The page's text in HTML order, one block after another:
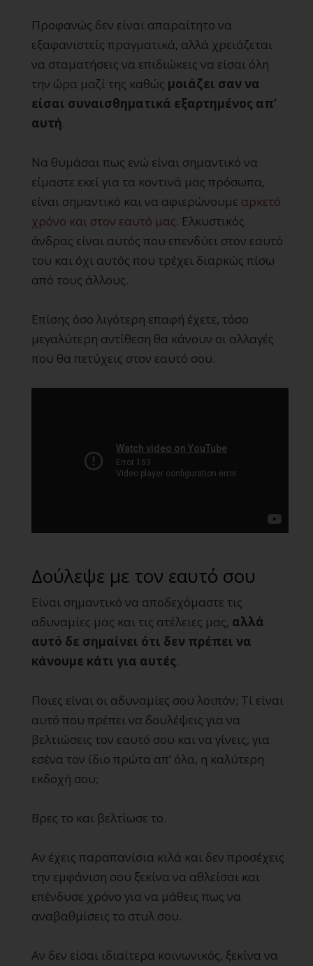
Προφανώς δεν είναι απαραίτητο να
εξαφανιστείς πραγματικά, αλλά χρειάζεται
να σταματήσεις να επιδιώκεις να είσαι όλη
την ώρα μαζί της καθώς μοιάζει σαν να
είσαι συναισθηματικά εξαρτημένος απ’
αυτή.
Να θυμάσαι πως ενώ είναι σημαντικό να
είμαστε εκεί για τα κοντινά μας πρόσωπα,
είναι σημαντικό και να αφιερώνουμε αρκετό
χρόνο και στον εαυτό μας. Ελκυστικός
άνδρας είναι αυτός που επενδύει στον εαυτό
του και όχι αυτός που τρέχει διαρκώς πίσω
από τους άλλους.
Επίσης όσο λιγότερη επαφή έχετε, τόσο
μεγαλύτερη αντίθεση θα κάνουν οι αλλαγές
που θα πετύχεις στον εαυτό σου.
Δούλεψε με τον εαυτό σου
Είναι σημαντικό να αποδεχόμαστε τις
αδυναμίες μας και τις ατέλειες μας, αλλά
αυτό δε σημαίνει ότι δεν πρέπει να
κάνουμε κάτι για αυτές.
Ποιες είναι οι αδυναμίες σου λοιπόν; Τί είναι
αυτό που πρέπει να δουλέψεις για να
βελτιώσεις τον εαυτό σου και να γίνεις, για
εσένα τον ίδιο πρώτα απ’ όλα, η καλύτερη
εκδοχή σου;
Βρες το και βελτίωσε το.
Αν έχεις παραπανίσια κιλά και δεν προσέχεις
την εμφάνιση σου ξεκίνα να αθλείσαι και
επένδυσε χρόνο για να μάθεις πως να
αναβαθμίσεις το στυλ σου.
Αν δεν είσαι ιδιαίτερα κοινωνικός, ξεκίνα να